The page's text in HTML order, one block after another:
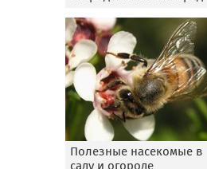
Полезные насекомые в
саду и огороде